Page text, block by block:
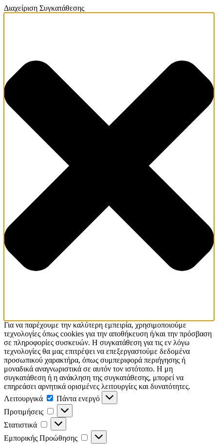
Διαχείριση Συγκατάθεσης
Για να παρέχουμε την καλύτερη εμπειρία, χρησιμοποιούμε
τεχνολογίες όπως cookies για την αποθήκευση ή/και την πρόσβαση
σε πληροφορίες συσκευών. Η συγκατάθεση για τις εν λόγω
τεχνολογίες θα μας επιτρέψει να επεξεργαστούμε δεδομένα
προσωπικού χαρακτήρα, όπως συμπεριφορά περιήγησης ή
μοναδικά αναγνωριστικά σε αυτόν τον ιστότοπο. Η μη
συγκατάθεση ή η ανάκληση της συγκατάθεσης, μπορεί να
επηρεάσει αρνητικά ορισμένες λειτουργίες και δυνατότητες.
Λειτουργικά
Λειτουργικά
Πάντα ενεργό
Προτιμήσεις
Προτιμήσεις
Στατιστικά Στατιστικά
Εμπορικής Προώθησης
Εμπορικής
Προώθησης